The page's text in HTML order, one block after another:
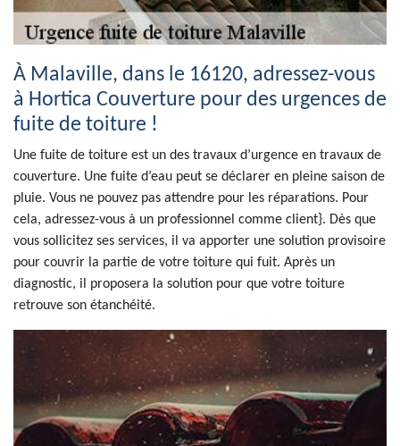
À Malaville, dans le 16120, adressez-vous
à Hortica Couverture pour des urgences de
fuite de toiture !
Une fuite de toiture est un des travaux d’urgence en travaux de
couverture. Une fuite d’eau peut se déclarer en pleine saison de
pluie. Vous ne pouvez pas attendre pour les réparations. Pour
cela, adressez-vous à un professionnel comme client}. Dès que
vous sollicitez ses services, il va apporter une solution provisoire
pour couvrir la partie de votre toiture qui fuit. Après un
diagnostic, il proposera la solution pour que votre toiture
retrouve son étanchéité.